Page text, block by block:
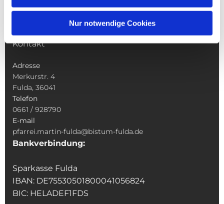
Nur notwendige Cookies
Veranstaltungen & Angebote
Kindertagesstätte St. Andreas
Kontakt
Adresse
Merkurstr. 4
Fulda, 36041
Telefon
0661 / 928790
E-mail
pfarrei.martin-fulda@bistum-fulda.de
Bankverbindung:
Sparkasse Fulda
IBAN: DE75530501800041056824
BIC: HELADEF1FDS